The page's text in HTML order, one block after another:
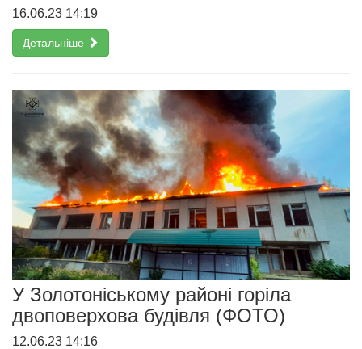
16.06.23 14:19
Детальніше
У Золотоніському районі горіла
двоповерхова будівля (ФОТО)
12.06.23 14:16